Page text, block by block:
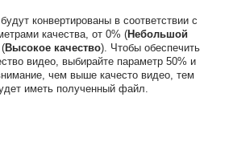
конвертированы в соответствии с
качества, от 0% (Небольшой
Высокое качество). Чтобы обеспечить
видео, выбирайте параметр 50% и
чем выше качесто видео, тем
иметь полученный файл.